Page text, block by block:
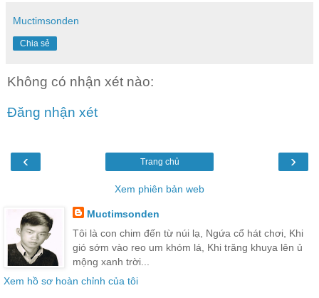
Muctimsonden
Chia sẻ
Không có nhận xét nào:
Đăng nhận xét
‹ ›
Trang chủ
Xem phiên bản web
Muctimsonden
Tôi là con chim đến từ núi lạ, Ngứa cổ hát chơi, Khi
gió sớm vào reo um khóm lá, Khi trăng khuya lên ủ
mộng xanh trời...
Xem hồ sơ hoàn chỉnh của tôi